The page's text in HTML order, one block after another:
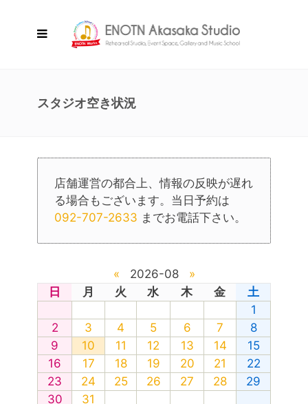
スタジオ空き状況
店舗運営の都合上、情報の反映が遅れ
る場合もございます。当日予約は
092-707-2633 までお電話下さい。
« 2026-08
»
日
月 火 水 木 金
土
1
2
3 4 5 6 7
8
9
10 11 12 13 14
15
16
17 18 19 20 21
22
23
24 25 26 27 28
29
30
31